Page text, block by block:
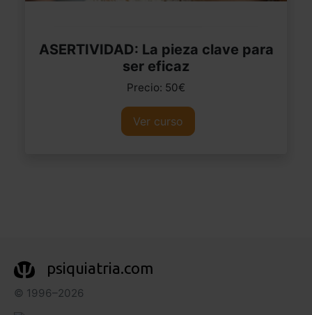
ASERTIVIDAD: La pieza clave para
ser eficaz
Precio: 50€
Ver curso
psiquiatria.com
© 1996–2026